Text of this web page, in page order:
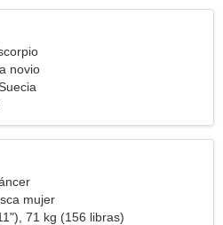
novio
mujer
71 kg (156 libras)